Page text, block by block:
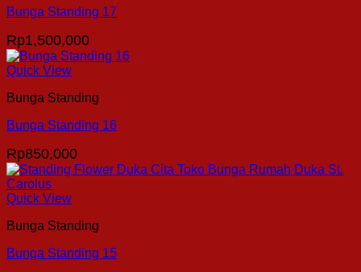
Bunga Standing 17
Rp1,500,000
Quick View
Bunga Standing
Bunga Standing 16
Rp850,000
Quick View
Bunga Standing
Bunga Standing 15